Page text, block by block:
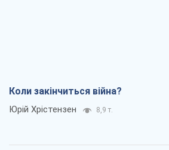
Коли закінчиться війна?
Юрій Хрістензен 8,9 т.